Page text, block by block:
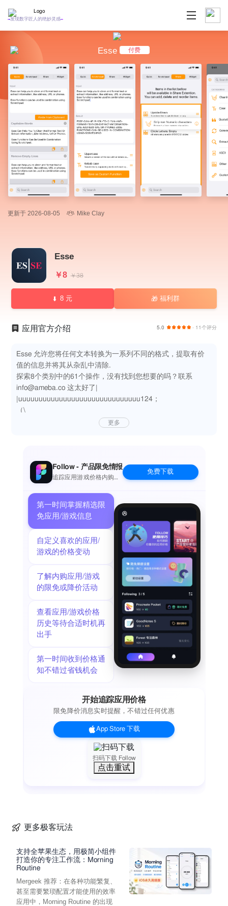
发现数字匠人的绝妙灵感
Esse 付费
更新于 2026-08-05 Mike Clay
Esse
￥8 ￥38
8 元 🎁 福利群
应用官方介绍 5.0 · 11个评分
Esse 允许您将任何文本转换为一系列不同的格式，提取有价
值的信息并将其从杂乱中清除.
探索8个类别中的61个操作，没有找到您想要的吗？联系
info@ameba.co 这太好了|
|uuuuuuuuuuuuuuuuuuuuuuuuuuuuuu124；
（\
更多
Follow - 产品限免情报
追踪应用游戏价格内购波
免费下载
第一时间掌握精选限
免应用/游戏信息
自定义喜欢的应用/
游戏的价格变动
了解内购应用/游戏
的限免或降价活动
查看应用/游戏价格
历史等待合适时机再
出手
第一时间收到价格通
知不错过省钱机会
扫码下载 Follow
点击重试
开始追踪应用价格
限免降价消息实时提醒，不错过任何优惠
App Store 下载
更多极客玩法
支持全苹果生态，用极简小组件
打造你的专注工作流：Morning
Routine
Mergeek 推荐：在各种功能繁复、
甚至需要繁琐配置才能使用的效率
应用中，Morning Routine 的出现